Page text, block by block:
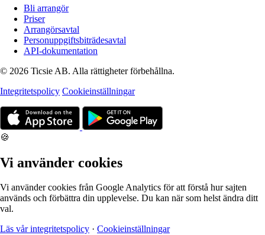
Bli arrangör
Priser
Arrangörsavtal
Personuppgiftsbiträdesavtal
API-dokumentation
© 2026 Ticsie AB. Alla rättigheter förbehållna.
Integritetspolicy Cookieinställningar
🍪
Vi använder cookies
Vi använder cookies från Google Analytics för att förstå hur sajten
används och förbättra din upplevelse. Du kan när som helst ändra ditt
val.
Läs vår integritetspolicy · Cookieinställningar